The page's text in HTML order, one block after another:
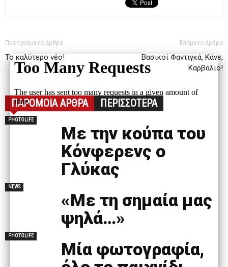
Προηγούμενο άρθρο
Το καλύτερο νέο!
Επόμενο άρθρο
Βασικοί Φαντιγκά, Κάνε,
Καρβάλιο!
ΠΑΡΟΜΟΙΑ ΑΡΘΡΑ ΠΕΡΙΣΣΟΤΕΡΑ
PHOTOLIFE
Με την κούπα του
Κόνφερενς ο
Γλύκας
NEWS
«Με τη σημαία μας
ψηλά…»
PHOTOLIFE
Mία φωτογραφία,